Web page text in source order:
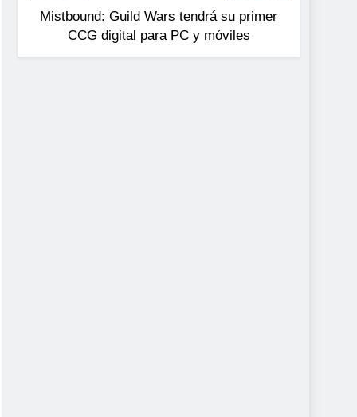
Mistbound: Guild Wars tendrá su primer
CCG digital para PC y móviles